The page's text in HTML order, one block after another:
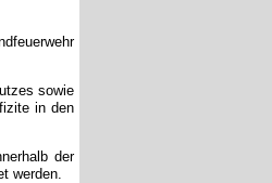
sowie
in den
der
werden.